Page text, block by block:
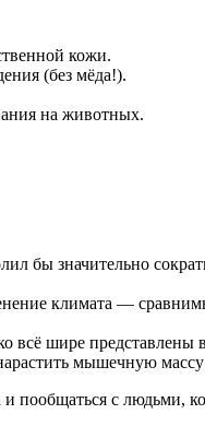
кожи.
(без мёда!).
на животных.
бы значительно
климата —
всё шире представлены
мышечную массу
пообщаться с людьми,